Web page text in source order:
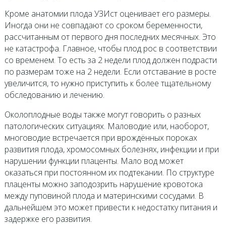
Кроме анатомии плода УЗИст оценивает его размеры.
Иногда они не совпадают со сроком беременности,
рассчитанным от первого дня последних месячных. Это
не катастрофа. Главное, чтобы плод рос в соответствии
со временем. То есть за 2 недели плод должен подрасти
по размерам тоже на 2 недели. Если отставание в росте
увеличится, то нужно приступить к более тщательному
обследованию и лечению.
Околоплодные воды также могут говорить о разных
патологических ситуациях. Маловодие или, наоборот,
многоводие встречается при врождённых пороках
развития плода, хромосомных болезнях, инфекции и при
нарушении функции плаценты. Мало вод может
оказаться при постоянном их подтекании. По структуре
плаценты можно заподозрить нарушение кровотока
между пуповиной плода и материнскими сосудами. В
дальнейшем это может привести к недостатку питания и
задержке его развития.